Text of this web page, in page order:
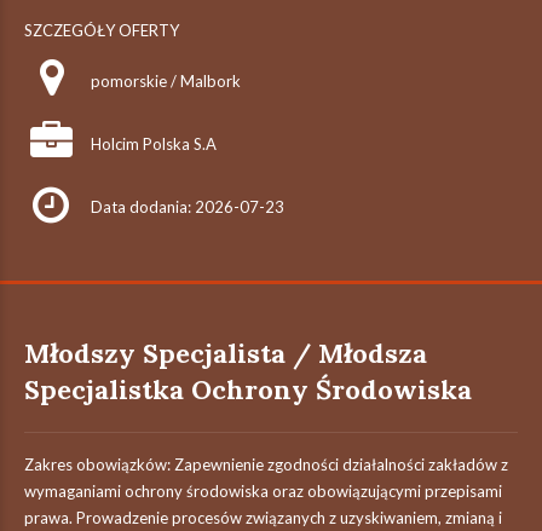
SZCZEGÓŁY OFERTY
pomorskie / Malbork
Holcim Polska S.A
Data dodania: 2026-07-23
Młodszy Specjalista / Młodsza
Specjalistka Ochrony Środowiska
Zakres obowiązków: Zapewnienie zgodności działalności zakładów z
wymaganiami ochrony środowiska oraz obowiązującymi przepisami
prawa. Prowadzenie procesów związanych z uzyskiwaniem, zmianą i